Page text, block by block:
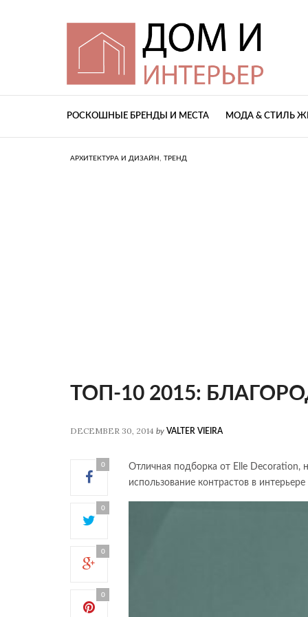
РОСКОШНЫЕ БРЕНДЫ И МЕСТА МОДА & СТИЛЬ
АРХИТЕКТУРА И ДИЗАЙН , ТРЕНД
ТОП-10 2015:
DECEMBER 30, 2014 by VALTER VIEIRA
0
0
0
0
Отличная подборка от Elle Decoration,
использование контрастов в